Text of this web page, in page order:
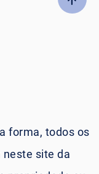
forma, todos os
neste site da